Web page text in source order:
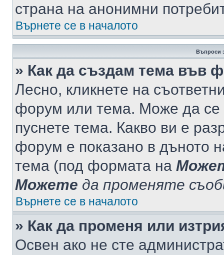
страна на анонимни
Върнете се в началото
Въпроси
» Как да създам тема във
Лесно, кликнете на
форум или тема. Може да се
пуснете тема. Какво ви е
форум е показано в дъното
тема (под формата на
Можете да променяте
Върнете се в началото
» Как да променя или
Освен ако не сте